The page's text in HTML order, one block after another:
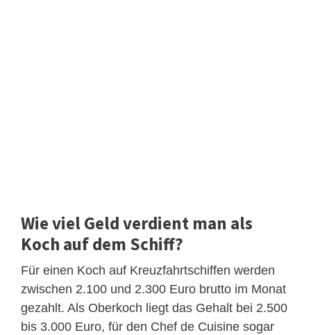
Wie viel Geld verdient man als
Koch auf dem Schiff?
Für einen Koch auf Kreuzfahrtschiffen werden
zwischen 2.100 und 2.300 Euro brutto im Monat
gezahlt. Als Oberkoch liegt das Gehalt bei 2.500
bis 3.000 Euro, für den Chef de Cuisine sogar